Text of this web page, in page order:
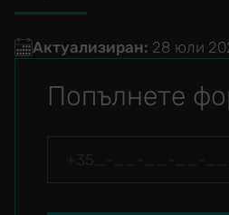
Актуализиран: 28 юли
Попълнете